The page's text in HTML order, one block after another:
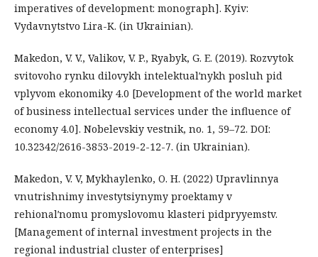
imperatives of development: monograph]. Kyiv:
Vydavnytstvo Lira-K. (in Ukrainian).
Makedon, V. V., Valikov, V. P., Ryabyk, G. E. (2019). Rozvytok
svitovoho rynku dilovykh intelektualʹnykh posluh pid
vplyvom ekonomiky 4.0 [Development of the world market
of business intellectual services under the influence of
economy 4.0]. Nobelevskiy vestnik, no. 1, 59–72. DOI:
10.32342/2616-3853-2019-2-12-7. (in Ukrainian).
Makedon, V. V, Mykhaylenko, O. H. (2022) Upravlinnya
vnutrishnimy investytsiynymy proektamy v
rehionalʹnomu promyslovomu klasteri pidpryyemstv.
[Management of internal investment projects in the
regional industrial cluster of enterprises]